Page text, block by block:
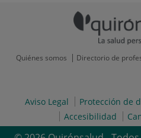
Quiénes somos Directorio de
Aviso Legal Protección de
Accesibilidad